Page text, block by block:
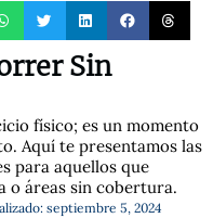
Sin
físico; es un momento
Aquí te presentamos las
para aquellos que
o áreas sin cobertura.
septiembre 5, 2024